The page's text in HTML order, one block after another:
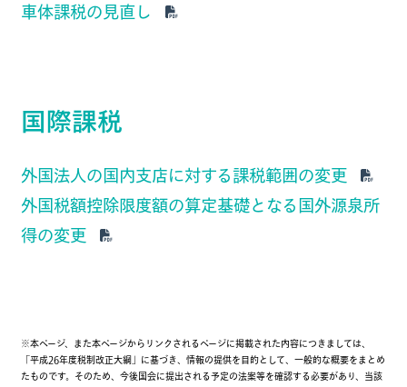
車体課税の見直し
国際課税
外国法人の国内支店に対する課税範囲の変更
外国税額控除限度額の算定基礎となる国外源泉所
得の変更
※本ページ、また本ページからリンクされるページに掲載された内容につきましては、
「平成26年度税制改正大綱」に基づき、情報の提供を目的として、一般的な概要をまとめ
たものです。そのため、今後国会に提出される予定の法案等を確認する必要があり、当該